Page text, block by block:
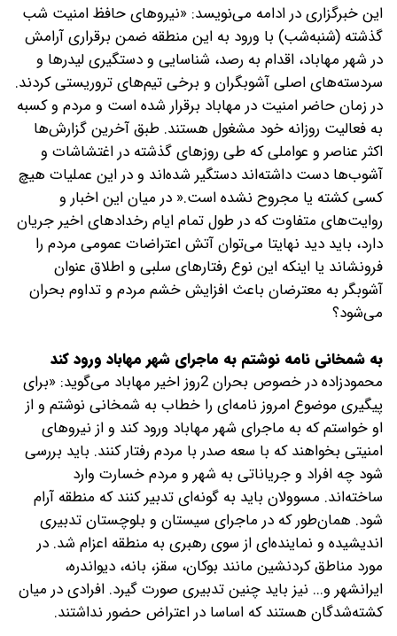
این خبرگزاری در ادامه می‌نویسد: «نیروهای حافظ امنیت شب
گذشته (شنبه‌شب) با ورود به این منطقه ضمن برقراری آرامش
در شهر مهاباد، اقدام به رصد، شناسایی و دستگیری لیدرها و
سردسته‌های اصلی آشوبگران و برخی تیم‌های تروریستی کردند.
در زمان حاضر امنیت در مهاباد برقرار شده است و مردم و کسبه
به فعالیت روزانه خود مشغول هستند. طبق آخرین گزارش‌ها
اکثر عناصر و عواملی که طی روزهای گذشته در اغتشاشات و
آشوب‌ها دست داشته‌اند دستگیر شده‌اند و در این عملیات هیچ
کسی کشته یا مجروح نشده است.‌« در میان این اخبار و
روایت‌های متفاوت که در طول تمام ایام رخدادهای اخیر جریان
دارد، باید دید نهایتا می‌توان آتش اعتراضات عمومی مردم را
فرونشاند یا اینکه این نوع رفتارهای سلبی و اطلاق عنوان
آشوبگر به معترضان باعث افزایش خشم مردم و تداوم بحران
می‌شود؟
به شمخانی نامه نوشتم به ماجرای شهر مهاباد ورود کند
محمود‌زاده در خصوص بحران 2روز اخیر مهاباد می‌گوید: «برای
پیگیری موضوع امروز نامه‌ای را خطاب به شمخانی نوشتم و از
او خواستم که به ماجرای شهر مهاباد ورود کند و از نیروهای
امنیتی بخواهند که با سعه صدر با مردم رفتار کنند. باید بررسی
شود چه افراد و جریاناتی به شهر و مردم خسارت وارد
ساخته‌اند. مسوولان باید به گونه‌ای تدبیر کنند که منطقه آرام
شود. همان‌طور که در ماجرای سیستان و بلوچستان تدبیری
اندیشیده و نماینده‌ای از سوی رهبری به منطقه اعزام شد. در
مورد مناطق کردنشین مانند بوکان، سقز، بانه، دیواندره،
ایرانشهر و... نیز باید چنین تدبیری صورت گیرد. افرادی در میان
کشته‌شدگان هستند که اساسا در اعتراض حضور نداشتند.